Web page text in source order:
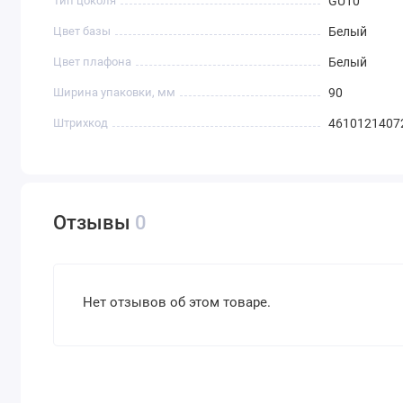
Цвет базы Белый
Цвет плафона Белый
Ширина упаковки, мм 90
Штрихкод
Отзывы 0
Нет отзывов об этом товаре.